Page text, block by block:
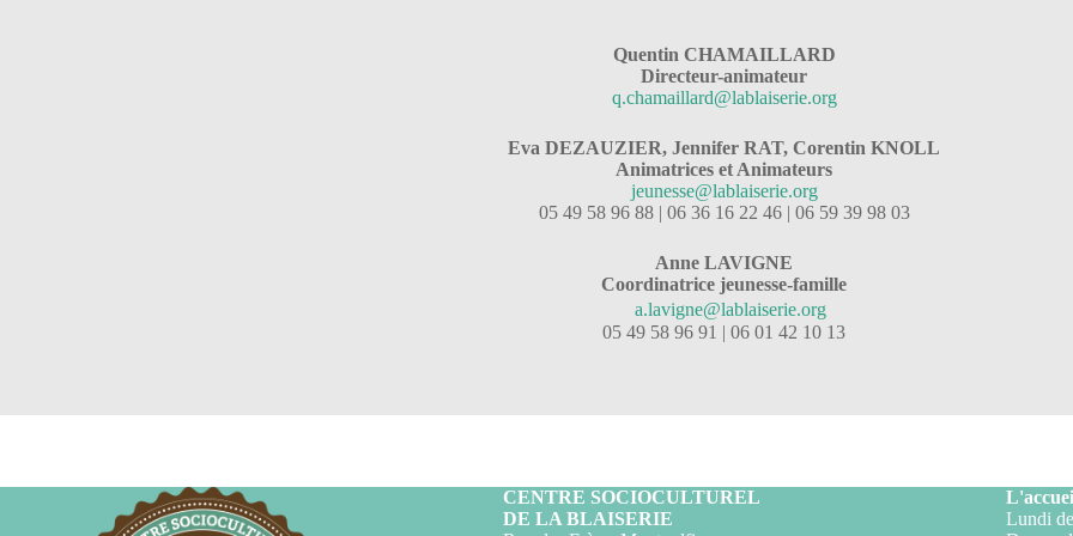
Quentin CHAMAILLARD
Directeur-animateur
q.chamaillard@lablaiserie.org
Eva DEZAUZIER, Jennifer RAT, Corentin KNOLL
Animatrices et Animateurs
jeunesse@lablaiserie.org
05 49 58 96 88 | 06 36 16 22 46 | 06 59 39 98 03
Anne LAVIGNE
Coordinatrice jeunesse-famille
a.lavigne@lablaiserie.org
05 49 58 96 91 | 06 01 42 10 13
CENTRE SOCIOCULTUREL
DE LA BLAISERIE
Lundi